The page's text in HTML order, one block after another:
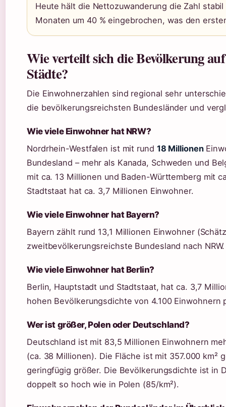
Heute hält die Nettozuwanderung die Zahl
Monaten um 40 % eingebrochen, was den
Wie verteilt sich die Bevölkerung
Städte?
Die Einwohnerzahlen sind regional sehr
die bevölkerungsreichsten Bundesländer und
Wie viele Einwohner hat NRW?
Nordrhein-Westfalen ist mit rund 18 Millionen
Bundesland – mehr als Kanada, Schweden und
mit ca. 13 Millionen und Baden-Württemberg mit
Stadtstaat hat ca. 3,7 Millionen Einwohner.
Wie viele Einwohner hat Bayern?
Bayern zählt rund 13,1 Millionen Einwohner
zweitbevölkerungsreichste Bundesland nach NRW.
Wie viele Einwohner hat Berlin?
Berlin, Hauptstadt und Stadtstaat, hat ca. 3,7
hohen Bevölkerungsdichte von 4.100 Einwohnern
Wer ist größer, Polen oder Deutschland?
Deutschland ist mit 83,5 Millionen Einwohnern
(ca. 38 Millionen). Die Fläche ist mit 357.000 km²
geringfügig größer. Die Bevölkerungsdichte ist in
doppelt so hoch wie in Polen (85/km²).